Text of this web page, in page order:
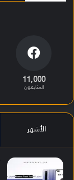
11٬000
المتابعون
الأشهر